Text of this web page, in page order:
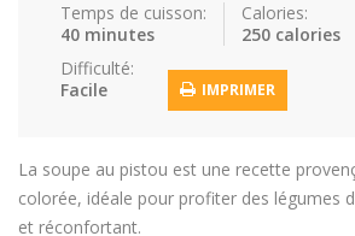
Temps de cuisson:
40 minutes
Calories:
250 calories
Difficulté:
Facile
IMPRIMER
La soupe au pistou est une recette
colorée, idéale pour profiter des légumes
et réconfortant.